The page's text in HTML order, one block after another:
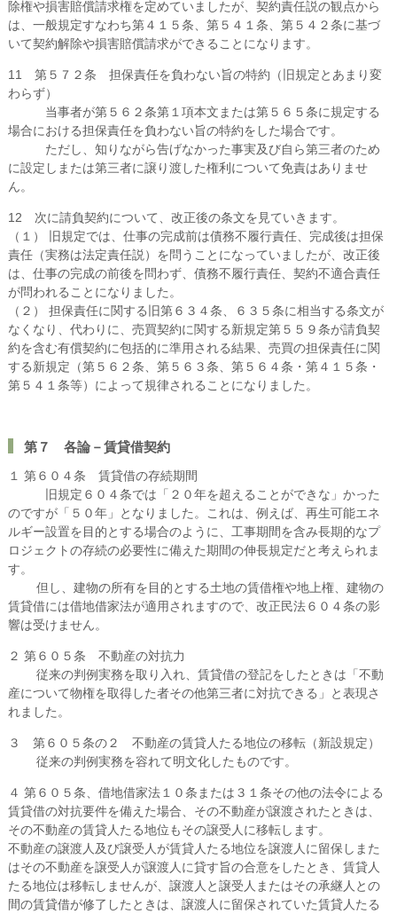
除権や損害賠償請求権を定めていましたが、契約責任説の観点から
は、一般規定すなわち第４１５条、第５４１条、第５４２条に基づ
いて契約解除や損害賠償請求ができることになります。
11 第５７２条 担保責任を負わない旨の特約（旧規定とあまり変
わらず）
当事者が第５６２条第１項本文または第５６５条に規定する
場合における担保責任を負わない旨の特約をした場合です。
ただし、知りながら告げなかった事実及び自ら第三者のため
に設定しまたは第三者に譲り渡した権利について免責はありませ
ん。
12 次に請負契約について、改正後の条文を見ていきます。
（１） 旧規定では、仕事の完成前は債務不履行責任、完成後は担保
責任（実務は法定責任説）を問うことになっていましたが、改正後
は、仕事の完成の前後を問わず、債務不履行責任、契約不適合責任
が問われることになりました。
（２） 担保責任に関する旧第６３４条、６３５条に相当する条文が
なくなり、代わりに、売買契約に関する新規定第５５９条が請負契
約を含む有償契約に包括的に準用される結果、売買の担保責任に関
する新規定（第５６２条、第５６３条、第５６４条・第４１５条・
第５４１条等）によって規律されることになりました。
第７ 各論－賃貸借契約
１ 第６０４条 賃貸借の存続期間
旧規定６０４条では「２０年を超えることができな」かった
のですが「５０年」となりました。これは、例えば、再生可能エネ
ルギー設置を目的とする場合のように、工事期間を含み長期的なプ
ロジェクトの存続の必要性に備えた期間の伸長規定だと考えられま
す。
但し、建物の所有を目的とする土地の賃借権や地上権、建物の
賃貸借には借地借家法が適用されますので、改正民法６０４条の影
響は受けません。
２ 第６０５条 不動産の対抗力
従来の判例実務を取り入れ、賃貸借の登記をしたときは「不動
産について物権を取得した者その他第三者に対抗できる」と表現さ
れました。
３ 第６０５条の２ 不動産の賃貸人たる地位の移転（新設規定）
従来の判例実務を容れて明文化したものです。
４ 第６０５条、借地借家法１０条または３１条その他の法令による
賃貸借の対抗要件を備えた場合、その不動産が譲渡されたときは、
その不動産の賃貸人たる地位もその譲受人に移転します。
不動産の譲渡人及び譲受人が賃貸人たる地位を譲渡人に留保しまた
はその不動産を譲受人が譲渡人に貸す旨の合意をしたとき、賃貸人
たる地位は移転しませんが、譲渡人と譲受人またはその承継人との
間の賃貸借が修了したときは、譲渡人に留保されていた賃貸人たる